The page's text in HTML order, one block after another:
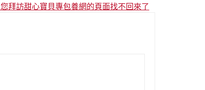
您拜訪甜心寶貝專包養網的頁面找不回來了